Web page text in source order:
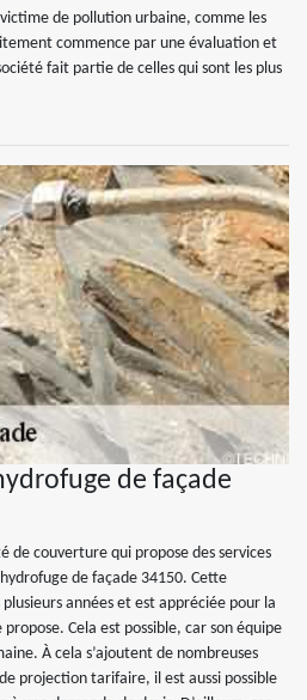
de pollution urbaine, comme les
commence par une évaluation et
fait partie de celles qui sont les plus
de façade
de couverture qui propose des services
de façade 34150. Cette
années et est appréciée pour la
Cela est possible, car son équipe
À cela s’ajoutent de nombreuses
projection tarifaire, il est aussi possible